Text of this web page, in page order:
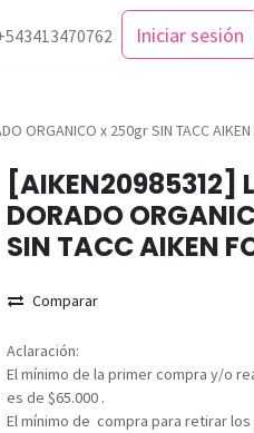
Iniciar sesión
ORGANICO x 250gr SIN TACC
[AIKEN20985312]
DORADO
SIN TACC AIKEN
Comparar
Aclaración:
El mínimo de la primer compra y/o
es de $65.000 .
El mínimo de compra para retirar